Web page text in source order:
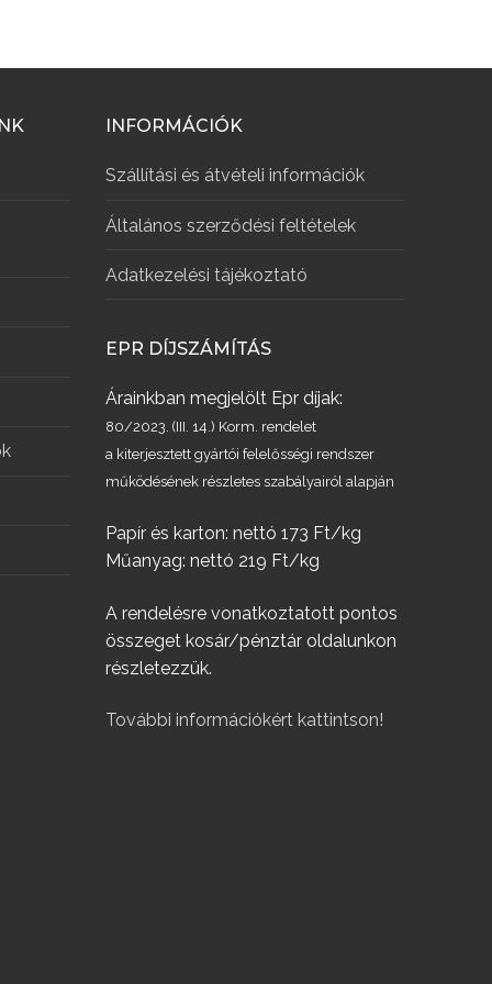
INFORMÁCIÓK
Szállítási és átvételi információk
Általános szerződési feltételek
Adatkezelési tájékoztató
EPR DÍJSZÁMÍTÁS
Árainkban megjelölt Epr díjak:
80/2023. (III. 14.) Korm. rendelet
a kiterjesztett gyártói felelősségi rendszer
működésének részletes szabályairól alapján
Papír és karton: nettó 173 Ft/kg
Műanyag: nettó 219 Ft/kg
A rendelésre vonatkoztatott pontos
összeget kosár/pénztár oldalunkon
részletezzük.
További információkért kattintson!